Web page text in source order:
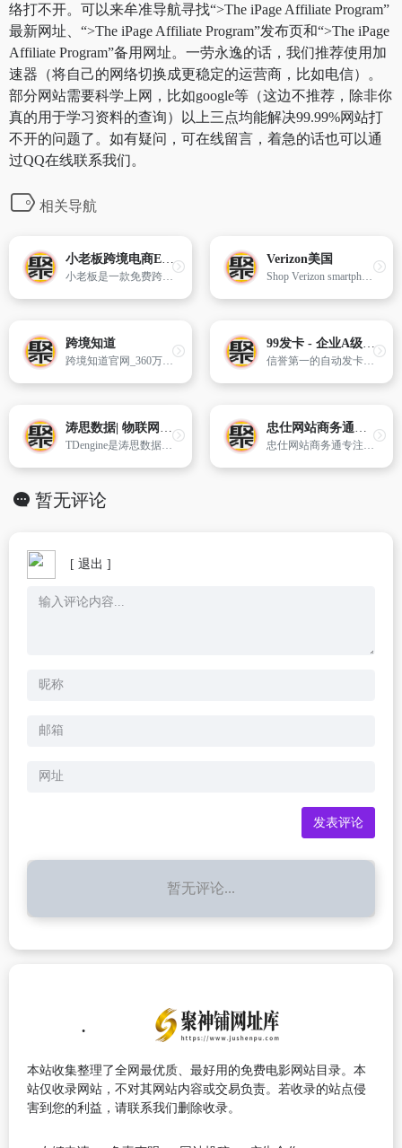
络打不开。可以来牟准导航寻找“>The iPage Affiliate Program”
最新网址、“>The iPage Affiliate Program”发布页和“>The iPage
Affiliate Program”备用网址。一劳永逸的话，我们推荐使用加
速器（将自己的网络切换成更稳定的运营商，比如电信）。
部分网站需要科学上网，比如google等（这边不推荐，除非你
真的用于学习资料的查询）以上三点均能解决99.99%网站打
不开的问题了。如有疑问，可在线留言，着急的话也可以通
过QQ在线联系我们。
相关导航
小老板跨境电商ERP
小老板是一款免费跨境电商应用ERP,专为卖家提供专业、免费的在线应用工具。目前,小老板全面支持wish、速卖通AliExpress、eBay、亚马逊 amazon、Lazada、敦煌、Linio,PriceMinister, Cdiscount,Jumia,Newegg为您提供全面的产品刊登、订单打印、库存管理、智能采购、数据统计、数据分析、图片管理等一站式的管理服务。
Verizon美国
Shop Verizon smartphone deals and wireless plans on the largest 4G LTE network. First to 5G. Get Fios for the fastest internet, TV and phone service.
跨境知道
跨境知道官网_360万新外贸人资源平台_跨境电商服务平台_跨境电商培训_跨境电商运营
99发卡 - 企业A级自动发卡平台
信誉第一的自动发卡平台,24小时为商户提供优质稳定不间断的自动交易服务
涛思数据| 物联网大数据平台
TDengine是涛思数据推出的一款开源的专为物联网、车联网、工业互联网、IT运维等设计和优化的大数据平台。除核心的快10倍以上的时序数据库功能外,还提供缓存、数据订阅、流式计算等功能,最大程度减少研发和运维的工作量。
忠仕网站商务通在线客服系统
忠仕网站商务通专注企业在线客服系统十五年,网站访客只需点击网页中的对话图标或链接,无需安装或者下载任何软件,就能直接和网站客服人员进行即时交流。是企业进行在线咨询、在线教育、在线客服、在线寻医的有力工具。
暂无评论
[ 退出 ]
暂无评论...
本站收集整理了全网最优质、最好用的免费电影网站目录。本
站仅收录网站，不对其网站内容或交易负责。若收录的站点侵
害到您的利益，请联系我们删除收录。